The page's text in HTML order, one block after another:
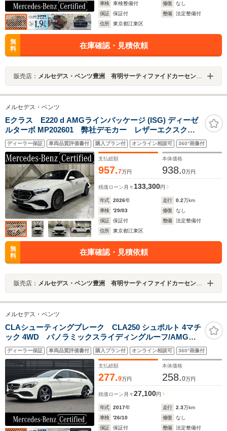
車検
車検整備付 修復
なし
保証
保証付 整備
法定整備付
住所
東京都江東区
無
料
在庫確認・見積依頼
販売店： メルセデス・ベンツ豊洲 有明サーティファイドカーセンター
メルセデス・ベンツ
Eクラス E220 d AMGラインパッケージ (ISG) ディーゼ
ルターボ MP202601 弊社デモカー レザーエクスクル
ーシブパッケージ AMGラインパッケージ デジタルイ
ンテリアパッケージ パノラミックスライディングルー
フ 認定中古車2年付
ディーラー保証 車両品質評価書付 購入プラン付 オンライン相談可 360°画像付
支払総額
957.7万円
本体価格
938.0万円
残価ローン 月々 133,300円
年式 2026年 走行 0.2万km
車検
'29/03 修復
なし
保証
保証付 整備
法定整備付
住所
東京都江東区
無
料
在庫確認・見積依頼
販売店： メルセデス・ベンツ豊洲 有明サーティファイドカーセンター
メルセデス・ベンツ
CLAシューティングブレーク CLA250 シュポルト 4マチ
ック 4WD パノラミックスライディングルーフ/AMGラ
インパッケージ/AMGレザーエクスクルーシブパッケー
ジ/アダプティブダンピングシステ
ム/AppleCarPlay/AndroidAuto/harman・kardonロジス
ティックサラウンドサウンドシステム
ディーラー保証 車両品質評価書付 購入プラン付 オンライン相談可 360°画像付
支払総額
277.9万円
本体価格
258.0万円
残価ローン 月々27,100円
年式 2017年 走行 2.3万km
車検
'26/10 修復
なし
保証
保証付 整備
法定整備付